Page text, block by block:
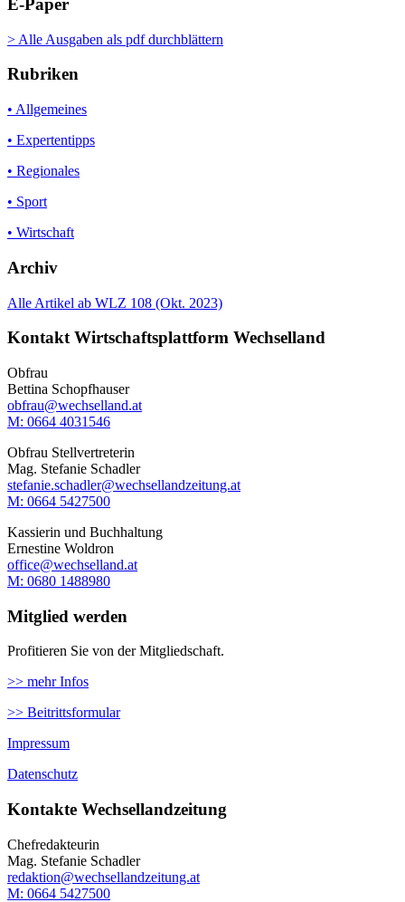
E-Paper
> Alle Ausgaben als pdf durchblättern
Rubriken
• Allgemeines
• Expertentipps
• Regionales
• Sport
• Wirtschaft
Archiv
Alle Artikel ab WLZ 108 (Okt. 2023)
Kontakt Wirtschaftsplattform Wechselland
Obfrau
Bettina Schopfhauser
obfrau@wechselland.at
M: 0664 4031546
Obfrau Stellvertreterin
Mag. Stefanie Schadler
stefanie.schadler@wechsellandzeitung.at
M: ‭0664 5427500‬
Kassierin und Buchhaltung
Ernestine Woldron
office@wechselland.at
M: ‭0680 1488980‬
Mitglied werden
Profitieren Sie von der Mitgliedschaft.
>> mehr Infos
>> Beitrittsformular
Impressum
Datenschutz
Kontakte Wechsellandzeitung
Chefredakteurin
Mag. Stefanie Schadler
redaktion@wechsellandzeitung.at
M: 0664 5427500‬